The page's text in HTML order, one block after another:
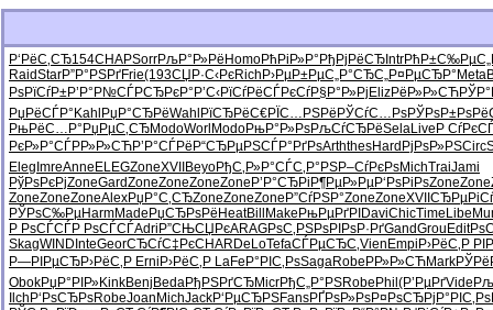
Р‘РёС‚СЂ154CHAPSorrРљР°Р»Рё HomoРћРіР»Р° РђРјРёСЂ IntrРћР±С‰Рµ
RaidStarР”Р°РЅРґFrie(193СЏР·С‹РєRich Р›РµР±РµС„Р°СЂС„Р¤РµСЂР° Meta
РѕРїСѓР±Р’Р°Р№СЃРСЂРєР° Р’С‹РїСѓРёСЃРєСѓР§Р°Р»Рј ElizРёР»Р»СЋ
РџРёСЃР° Kahl РџР°СЂРёWahl РїСЂРёС€РЇС…РЅРё РЎСѓС…РѕРЎРѕР±Рѕ
РњРёС…Р° РџРµС‚СЂModoWorl ModoРњР°Р»РѕРљСѓСЂРёSelaLive Р
РєР»Р°СЃРР»Р»СЋР’Р°СЃРё Р“СЂРµРЅСЃР°РґРѕArththesHard РјРѕР»РЅCirc
Eleg ImreAnne ELEGZoneXVII BeyoРђС‚Р»Р°СЃС‚Р°РЅР–СѓРєРѕMichTraiJami
РўРѕРєРјZoneGardZoneZoneZoneZone Р’Р°СЂРі Р¶РµР»РµР‘РѕРіРѕZoneZone
ZoneZoneZoneAlexРџР°С‚СЂZoneZoneZone Р”СѓРЅР°ZoneZoneXVII СЂРµРіСѓ
РЎРѕС‰РµHarmMade РџСЂРѕРё HeatBill Make РњРµРґРІ DaviChicTime Libe
Р РѕСЃСЃР РѕСЃСЃAdri Р”СЊСЏРєARAGРѕС‚РЅРѕРІРѕР·РґGandGrou Edit
SkagWIND InteGeorСЂСѓС‡РєCHAR DeLoTefaСЃРµСЂС‚Vien Empi Р›РёС‚Р
Р—РІРµСЂР›РёС‚Р Erni Р›РёС‚Р LaFe Р°РІС‚РѕSagaRobe РР»Р»СЋMark
ObokРџР°РІР»KinkBenj BedaРђРЅРґСЂMicrРђС„Р°РЅRobe Phil (Р’РµРґVide
Ilch Р‘РѕСЂРѕRobeJoan MichJackР‘РµСЂРЅFansРҐРѕР»РѕР¤РѕСЂРј Р°РІС‚Рѕ